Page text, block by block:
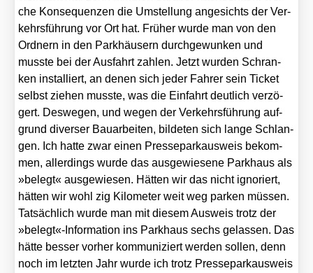
che Kon­se­quen­zen die Umstel­lung ange­sichts der Ver­
kehrs­füh­rung vor Ort hat. Frü­her wur­de man von den
Ord­nern in den Park­häu­sern durch­ge­wun­ken und
muss­te bei der Aus­fahrt zah­len. Jetzt wur­den Schran­
ken instal­liert, an denen sich jeder Fah­rer sein Ticket
selbst zie­hen muss­te, was die Ein­fahrt deut­lich ver­zö­
gert. Des­we­gen, und wegen der Ver­kehrs­füh­rung auf­
grund diver­ser Bau­ar­bei­ten, bil­de­ten sich lan­ge Schlan­
gen. Ich hat­te zwar einen Pres­se­park­aus­weis bekom­
men, aller­dings wur­de das aus­ge­wie­se­ne Park­haus als
»belegt« aus­ge­wie­sen. Hät­ten wir das nicht igno­riert,
hät­ten wir wohl zig Kilo­me­ter weit weg par­ken müs­sen.
Tat­säch­lich wur­de man mit die­sem Aus­weis trotz der
»belegt«-Information ins Park­haus sechs gelas­sen. Das
hät­te bes­ser vor­her kom­mu­ni­ziert wer­den sol­len, denn
noch im letz­ten Jahr wur­de ich trotz Pres­se­park­aus­weis